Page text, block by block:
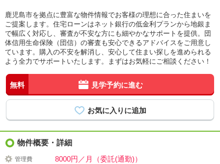
鹿児島市を拠点に豊富な物件情報でお客様の理想に合った住まいを
ご提案します。住宅ローンはネット銀行の低金利プランから地銀ま
で幅広く対応し、審査が不安な方にも細やかなサポートを提供。団
体信用生命保険（団信）の審査も安心できるアドバイスをご用意し
ています。購入の不安を解消し、安心して住まい探しを進められる
よう全力でサポートいたします。まずはお気軽にご相談ください！
無料 見学予約に進む
物件概要・詳細
管理費 8000円／月（委託(通勤)）